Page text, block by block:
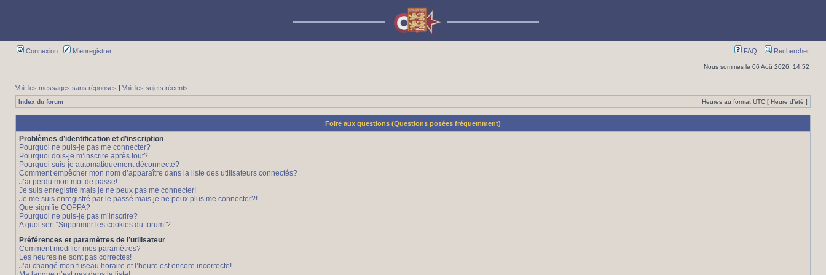
Connexion M’enregistrer FAQ Rechercher
Nous sommes le 06 Aoû 2026, 14:52
Voir les messages sans réponses | Voir les sujets récents
Index du forum Heures au format UTC [ Heure d’été ]
Foire aux questions (Questions posées fréquemment)
Problèmes d’identification et d’inscription
Pourquoi ne puis-je pas me connecter?
Pourquoi dois-je m’inscrire après tout?
Pourquoi suis-je automatiquement déconnecté?
Comment empêcher mon nom d’apparaître dans la liste des utilisateurs connectés?
J’ai perdu mon mot de passe!
Je suis enregistré mais je ne peux pas me connecter!
Je me suis enregistré par le passé mais je ne peux plus me connecter?!
Que signifie COPPA?
Pourquoi ne puis-je pas m’inscrire?
A quoi sert “Supprimer les cookies du forum”?
Préférences et paramètres de l’utilisateur
Comment modifier mes paramètres?
Les heures ne sont pas correctes!
J’ai changé mon fuseau horaire et l’heure est encore incorrecte!